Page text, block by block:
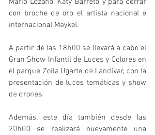
Mario Lozano, Katy Barreto y para cerrar
con broche de oro el artista nacional e
internacional Maykel.
A partir de las 18h00 se llevará a cabo el
Gran Show Infantil de Luces y Colores en
el parque Zoila Ugarte de Landívar, con la
presentación de luces temáticas y show
de drones.
Además, este día también desde las
20h00 se realizará nuevamente una